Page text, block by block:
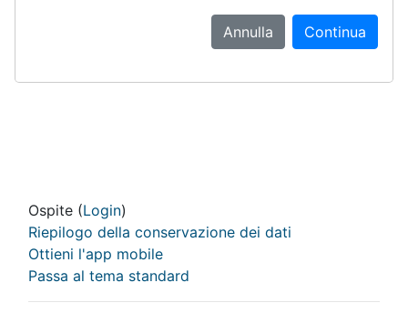
Annulla Continua
Ospite (Login)
Riepilogo della conservazione dei dati
Ottieni l'app mobile
Passa al tema standard